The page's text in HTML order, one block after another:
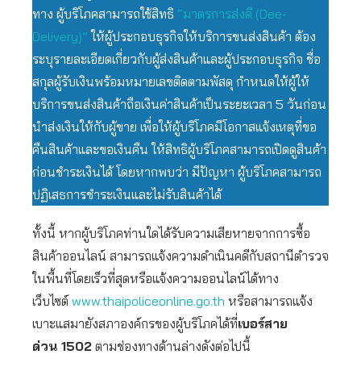
ทาง ผู้บริโภคสามารถใช้สิทธิ “มาตรการส่งดี (Dee-
Delivery)”ให้ผู้ประกอบธุรกิจให้บริการขนส่งสินค้า ต้อง
ระบุรายละเอียดเกี่ยวกับผู้ส่งสินค้าและผู้ประกอบธุรกิจ ชื่อ
สกุลผู้รับเงินพร้อมหมายเลขติดตามพัสดุ กำหนดให้ผู้ให้
บริการขนส่งสินค้าถือเงินค่าสินค้าเป็นระยะเวลา 5 วันก่อน
นำส่งเงินให้กับผู้ขาย เพื่อให้ผู้บริโภคมีโอกาสแจ้งเหตุที่ขอ
คืนสินค้าและขอเงินคืน ให้สิทธิผู้บริโภคสามารถเปิดดูสินค้า
ก่อนชำระเงินได้ โดยหากพบว่า มีปัญหา ผู้บริโภคสามารถ
ปฏิเสธการชำระเงินและไม่รับสินค้าได้
ทั้งนี้ หากผู้บริโภคท่านใดได้รับความเสียหายจากการซื้อ
สินค้าออนไลน์ สามารถแจ้งความดำเนินคดีกับสถานีตำรวจ
ในพื้นที่โดยเร็วที่สุดหรือแจ้งความออนไลน์ได้ทาง
เว็บไซต์ www.thaipoliceonline.go.th หรือสามารถแจ้ง
เบาะแสมายังสภาองค์กรของผู้บริโภคได้ที่เบอร์สาย
ด่วน 1502 ตามช่องทางด้านล่างดังต่อไปนี้